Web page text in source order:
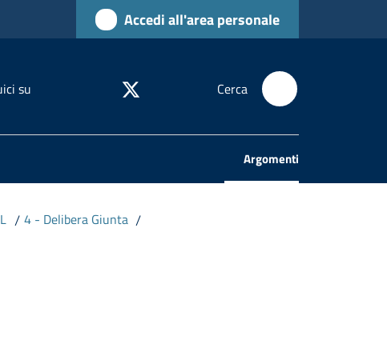
Accedi all'area personale
su Cerca
Argomenti
Menu selezionato
/ 4 - Delibera Giunta /